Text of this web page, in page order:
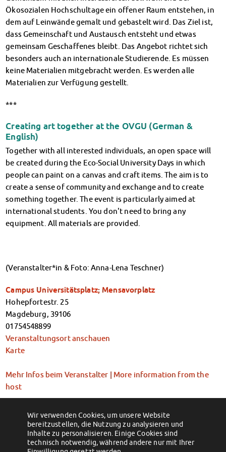
Finanzierungsberatung
Rückerstattung Semesterbeitrag
PsychoSoziale Beratung
Kursangebote
Anmeldung Sonderveranstaltungen
Rechtsberatung
Chatberatung
Dokumente
Kultur & Internationales
Beratung für Internationals
Wohnen für Internationals
IKUS und InterKultiTreff
Kulturförderung
KreativWorkshops
Magdeburger Studierendentage
AnsprechpartnerInnen
Randzeitenbetreuung
Nutzungsbedingungen
AnsprechpartnerInnen
Über uns
Infopoints & Beratungscenter
Beratungstermine im Überblick
Verwaltungsrat
Personalrat
Lageplan
Stellenangebote
AnsprechpartnerInnen
Impressum
Ökosozialen Hochschultage ein offener Raum entstehen, in
dem auf Leinwände gemalt und gebastelt wird. Das Ziel ist,
dass Gemeinschaft und Austausch entsteht und etwas
gemeinsam Geschaffenes bleibt. Das Angebot richtet sich
besonders auch an internationale Studierende. Es müssen
keine Materialien mitgebracht werden. Es werden alle
Materialien zur Verfügung gestellt.
***
Creating art together at the OVGU (German &
English)
Together with all interested individuals, an open space will
be created during the Eco-Social University Days in which
people can paint on a canvas and craft items. The aim is to
create a sense of community and exchange and to create
something together. The event is particularly aimed at
international students. You don't need to bring any
equipment. All materials are provided.
(Veranstalter*in & Foto: Anna-Lena Teschner)
Campus Universitätsplatz; Mensavorplatz
Hohepfortestr. 25
Magdeburg 39106
01754548899
Veranstaltungsort anschauen
Karte
Mehr Infos beim Veranstalter | More information from the
host
kostenfrei, ohne Anmeldung | free of charge, without
registration
Tickets oder Anmeldung | Tickets or registration
Wir verwenden Cookies, um unsere Website
bereitzustellen, die Nutzung zu analysieren und
Inhalte zu personalisieren. Einige Cookies sind
technisch notwendig, während andere nur mit Ihrer